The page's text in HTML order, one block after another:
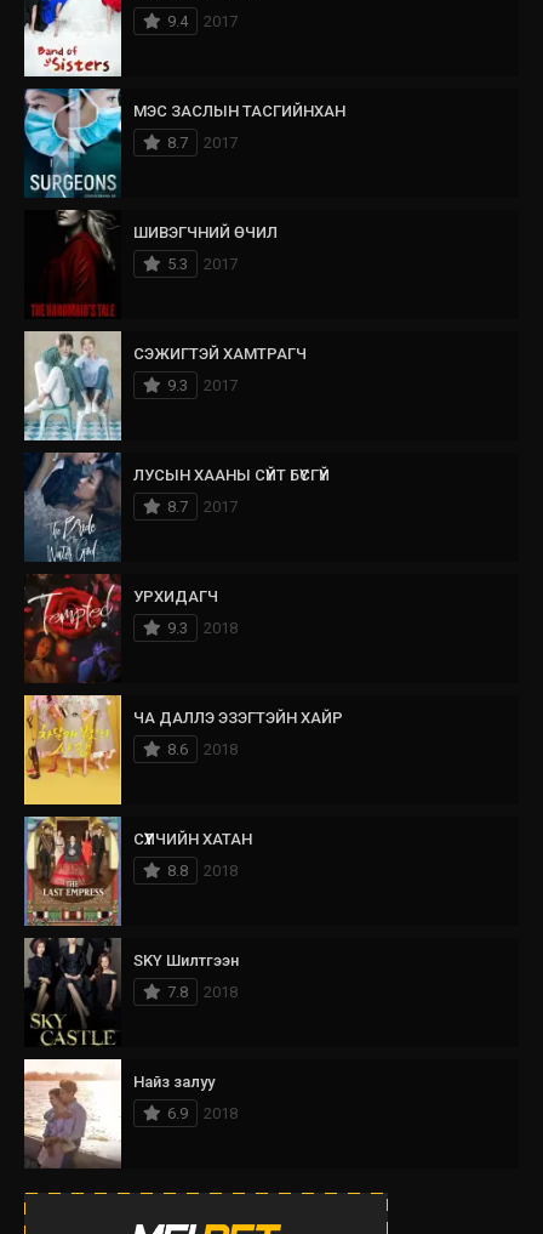
9.4
2017
МЭС ЗАСЛЫН ТАСГИЙНХАН
8.7
2017
ШИВЭГЧНИЙ ӨЧИЛ
5.3
2017
СЭЖИГТЭЙ ХАМТРАГЧ
9.3
2017
ЛУСЫН ХААНЫ СҮЙТ БҮСГҮЙ
8.7
2017
УРХИДАГЧ
9.3
2018
ЧА ДАЛЛЭ ЭЗЭГТЭЙН ХАЙР
8.6
2018
СҮҮЛЧИЙН ХАТАН
8.8
2018
SKY Шилтгээн
7.8
2018
Найз залуу
6.9
2018